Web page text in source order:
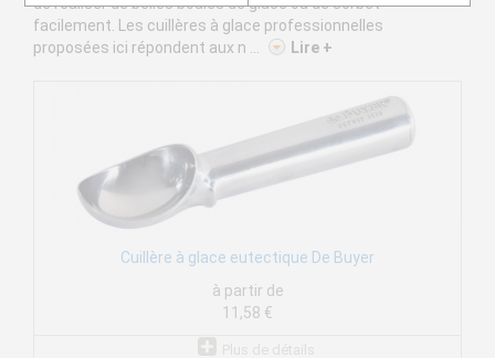
de réaliser de belles boules de glace ou de sorbet
facilement. Les cuillères à glace professionnelles
proposées ici répondent aux n ...
Lire +
Cuillère à glace eutectique De Buyer
à partir de
11,58 €